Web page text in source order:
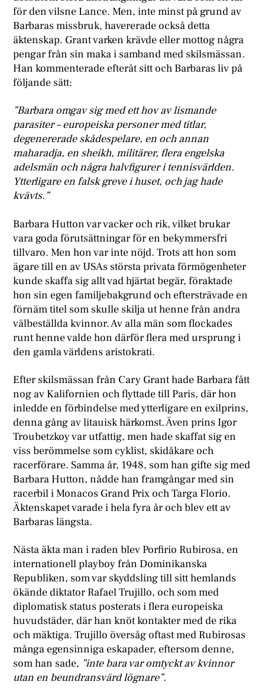
för den vilsne Lance. Men, inte minst på grund av
Barbaras missbruk, havererade också detta
äktenskap. Grant varken krävde eller mottog några
pengar från sin maka i samband med skilsmässan.
Han kommenterade efteråt sitt och Barbaras liv på
följande sätt:
”Barbara omgav sig med ett hov av lismande
parasiter – europeiska personer med titlar,
degenererade skådespelare, en och annan
maharadja, en sheikh, militärer, flera engelska
adelsmän och några halvfigurer i tennisvärlden.
Ytterligare en falsk greve i huset, och jag hade
kvävts.”
Barbara Hutton var vacker och rik, vilket brukar
vara goda förutsättningar för en bekymmersfri
tillvaro. Men hon var inte nöjd. Trots att hon som
ägare till en av USAs största privata förmögenheter
kunde skaffa sig allt vad hjärtat begär, föraktade
hon sin egen familjebakgrund och eftersträvade en
förnäm titel som skulle skilja ut henne från andra
välbeställda kvinnor. Av alla män som flockades
runt henne valde hon därför flera med ursprung i
den gamla världens aristokrati.
Efter skilsmässan från Cary Grant hade Barbara fått
nog av Kalifornien och flyttade till Paris, där hon
inledde en förbindelse med ytterligare en exilprins,
denna gång av litauisk härkomst. Även prins Igor
Troubetzkoy var utfattig, men hade skaffat sig en
viss berömmelse som cyklist, skidåkare och
racerförare. Samma år, 1948, som han gifte sig med
Barbara Hutton, nådde han framgångar med sin
racerbil i Monacos Grand Prix och Targa Florio.
Äktenskapet varade i hela fyra år och blev ett av
Barbaras längsta.
Nästa äkta man i raden blev Porfirio Rubirosa, en
internationell playboy från Dominikanska
Republiken, som var skyddsling till sitt hemlands
ökände diktator Rafael Trujillo, och som med
diplomatisk status posterats i flera europeiska
huvudstäder, där han knöt kontakter med de rika
och mäktiga. Trujillo översåg oftast med Rubirosas
många egensinniga eskapader, eftersom denne,
som han sade, ”inte bara var omtyckt av kvinnor
utan en beundransvärd lögnare”.